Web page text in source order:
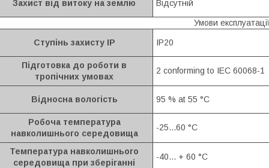
Захист від витоку на землю Відсутній
Умови експлуатації
Ступінь захисту IP IP20
Підготовка до роботи в
тропічних умовах
2 conforming to IEC 60068-1
Відносна вологість 95 % at 55 °C
Робоча температура
навколишнього середовища
-25...60 °C
Температура навколишнього
середовища при зберіганні
-40... + 60 °C